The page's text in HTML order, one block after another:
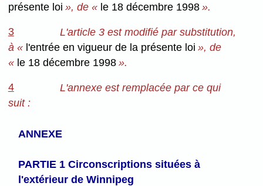
présente loi », de « le 18 décembre 1998».
3
L'article 3 est modifié par substitution,
à « l'entrée en vigueur de la présente loi », de
« le 18 décembre 1998».
4
L'annexe est remplacée par ce qui
suit :
ANNEXE
PARTIE 1 Circonscriptions situées à
l'extérieur de Winnipeg